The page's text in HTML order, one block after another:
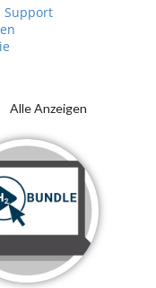
Support
Alle Anzeigen